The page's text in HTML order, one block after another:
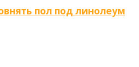
пол под линолеум